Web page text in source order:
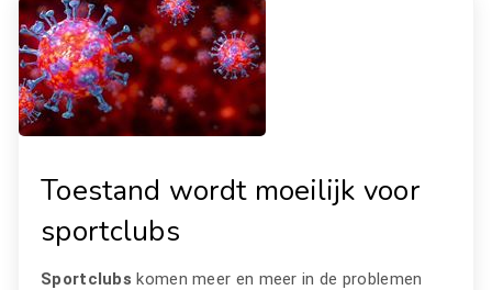
Toestand wordt moeilijk voor
sportclubs
Sportclubskomen meer en meer in de problemen